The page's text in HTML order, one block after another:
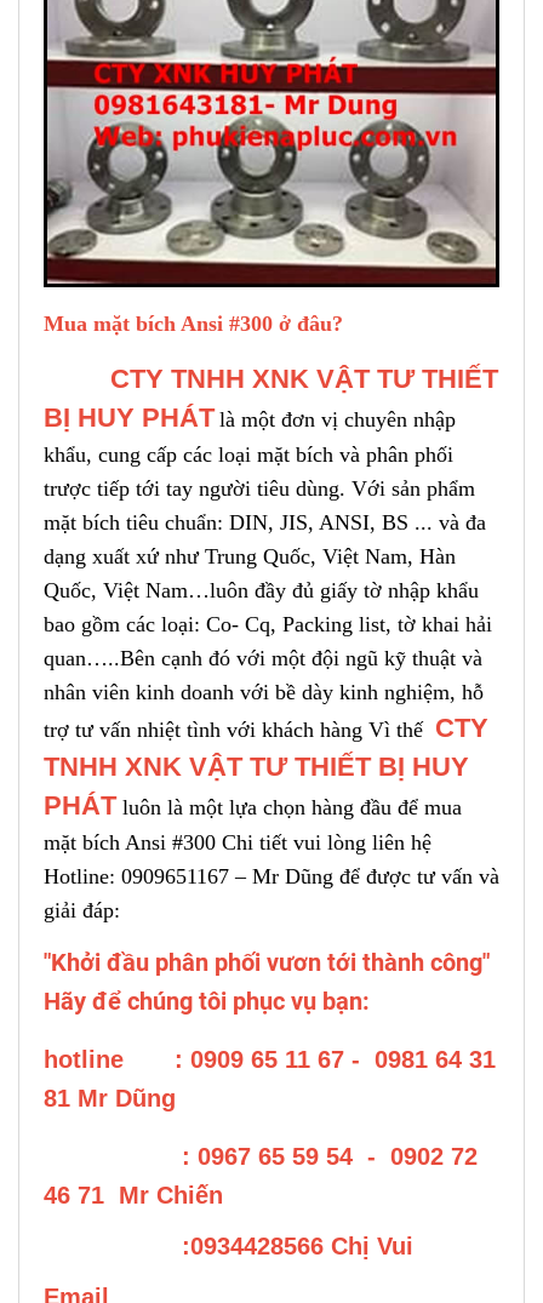
Mua mặt bích Ansi #300 ở đâu?
CTY TNHH XNK VẬT TƯ THIẾT
BỊ HUY PHÁT là một đơn vị chuyên nhập
khẩu, cung cấp các loại mặt bích và phân phối
trược tiếp tới tay người tiêu dùng. Với sản phẩm
mặt bích tiêu chuẩn: DIN, JIS, ANSI, BS ... và đa
dạng xuất xứ như Trung Quốc, Việt Nam, Hàn
Quốc, Việt Nam…luôn đầy đủ giấy tờ nhập khẩu
bao gồm các loại: Co- Cq, Packing list, tờ khai hải
quan…..Bên cạnh đó với một đội ngũ kỹ thuật và
nhân viên kinh doanh với bề dày kinh nghiệm, hỗ
trợ tư vấn nhiệt tình với khách hàng Vì thế CTY
TNHH XNK VẬT TƯ THIẾT BỊ HUY
PHÁTluôn là một lựa chọn hàng đầu để mua
mặt bích Ansi #300 Chi tiết vui lòng liên hệ
Hotline: 0909651167 – Mr Dũng để được tư vấn và
giải đáp:
"Khởi đầu phân phối vươn tới thành công"
Hãy để chúng tôi phục vụ bạn:
hotline : 0909 65 11 67 - 0981 64 31
81 Mr Dũng
: 0967 65 59 54 - 0902 72
46 71 Mr Chiến
:0934428566 Chị Vui
Email